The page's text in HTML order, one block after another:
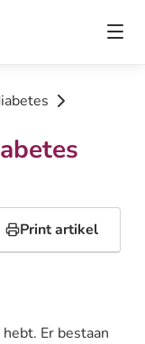
Print artikel
Er bestaan